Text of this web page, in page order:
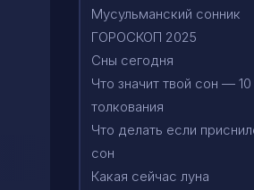
Мусульманский сонник
ГОРОСКОП 2025
Сны сегодня
Что значит твой сон — 10
толкования
Что делать если
сон
Какая сейчас луна